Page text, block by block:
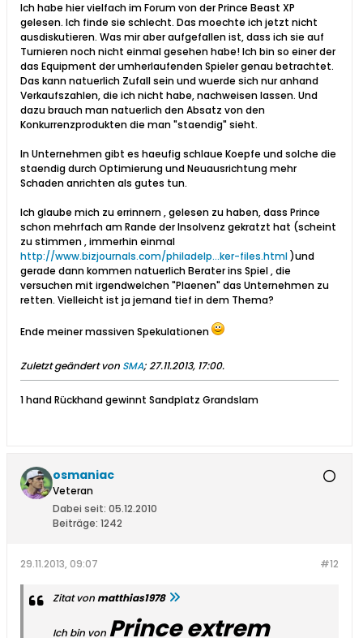
Ich habe hier vielfach im Forum von der Prince Beast XP
gelesen. Ich finde sie schlecht. Das moechte ich jetzt nicht
ausdiskutieren. Was mir aber aufgefallen ist, dass ich sie auf
Turnieren noch nicht einmal gesehen habe! Ich bin so einer der
das Equipment der umherlaufenden Spieler genau betrachtet.
Das kann natuerlich Zufall sein und wuerde sich nur anhand
Verkaufszahlen, die ich nicht habe, nachweisen lassen. Und
dazu brauch man natuerlich den Absatz von den
Konkurrenzprodukten die man "staendig" sieht.
In Unternehmen gibt es haeufig schlaue Koepfe und solche die
staendig durch Optimierung und Neuausrichtung mehr
Schaden anrichten als gutes tun.
Ich glaube mich zu errinnern , gelesen zu haben, dass Prince
schon mehrfach am Rande der Insolvenz gekratzt hat (scheint
zu stimmen , immerhin einmal
http://www.bizjournals.com/philadelp...ker-files.html )und
gerade dann kommen natuerlich Berater ins Spiel , die
versuchen mit irgendwelchen "Plaenen" das Unternehmen zu
retten. Vielleicht ist ja jemand tief in dem Thema?
Ende meiner massiven Spekulationen
Zuletzt geändert von SMA;27.11.2013, 17:00.
1 hand Rückhand gewinnt Sandplatz Grandslam
osmaniac
Veteran
Dabei seit: 05.12.2010
Beiträge: 1242
#12
29.11.2013, 09:07
Zitat vonmatthias1978
Ich bin von Prince extrem